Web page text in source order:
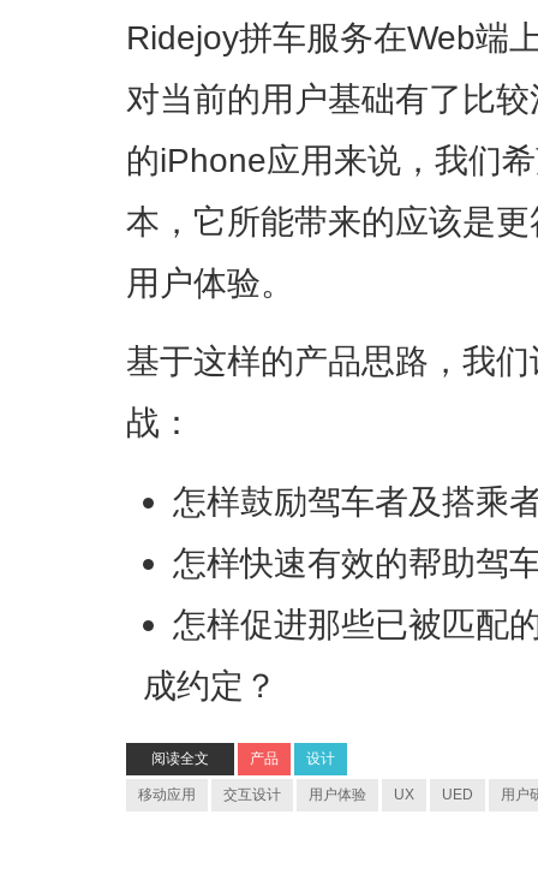
Ridejoy拼车服务在Web端
对当前的用户基础有了比
的iPhone应用来说，我们
本，它所能带来的应该是
用户体验。
基于这样的产品思路，我
战：
怎样鼓励驾车者及搭乘
怎样快速有效的帮助驾
怎样促进那些已被匹配
成约定？
阅读全文 产品 设计
移动应用 交互设计 用户体验 UX UED 用户